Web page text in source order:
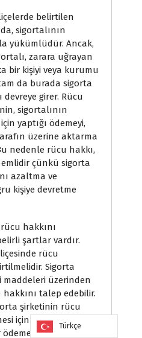
belirtilen
sigortalının
yükümlüdür. Ancak,
zarara uğrayan
bir kişiyi veya kurumu
da burada sigorta
girer. Rücu
sigortalının
yaptığı ödemeyi,
üzerine aktarma
nedenle rücu hakkı,
çünkü sigorta
azaltma ve
kişiye devretme
hakkını
şartlar vardır.
rücu
Sigorta
maddeleri üzerinden
talep edebilir.
şirketinin rücu
için sigortalının
yapması
Türkçe